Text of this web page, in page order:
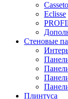
Eclisse
Стеновые
Плинтуса